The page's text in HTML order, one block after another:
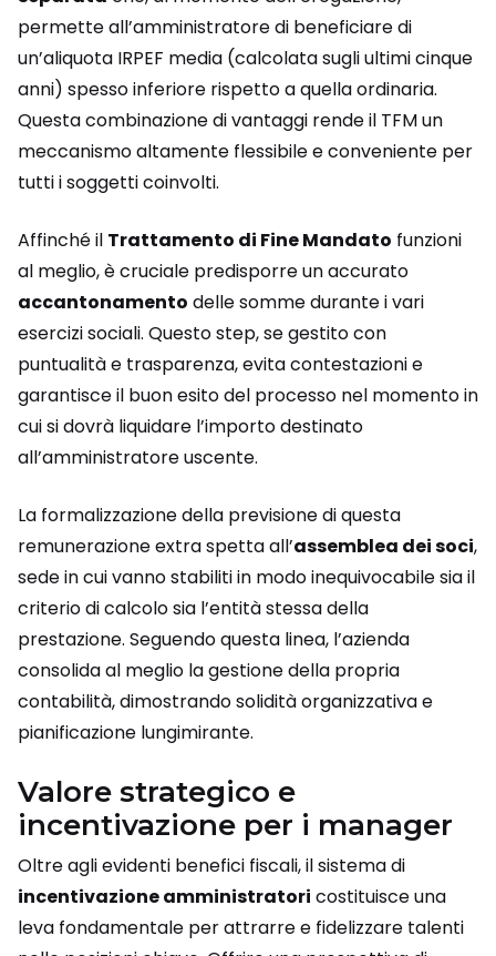
permette all’amministratore di beneficiare di
un’aliquota IRPEF media (calcolata sugli ultimi cinque
anni) spesso inferiore rispetto a quella ordinaria.
Questa combinazione di vantaggi rende il TFM un
meccanismo altamente flessibile e conveniente per
tutti i soggetti coinvolti.
Affinché il Trattamento di Fine Mandato funzioni
al meglio, è cruciale predisporre un accurato
accantonamento delle somme durante i vari
esercizi sociali. Questo step, se gestito con
puntualità e trasparenza, evita contestazioni e
garantisce il buon esito del processo nel momento in
cui si dovrà liquidare l’importo destinato
all’amministratore uscente.
La formalizzazione della previsione di questa
remunerazione extra spetta all’assemblea dei soci,
sede in cui vanno stabiliti in modo inequivocabile sia il
criterio di calcolo sia l’entità stessa della
prestazione. Seguendo questa linea, l’azienda
consolida al meglio la gestione della propria
contabilità, dimostrando solidità organizzativa e
pianificazione lungimirante.
Valore strategico e
incentivazione per i manager
Oltre agli evidenti benefici fiscali, il sistema di
incentivazione amministratori costituisce una
leva fondamentale per attrarre e fidelizzare talenti